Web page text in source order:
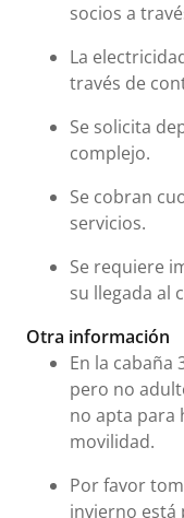
socios a
La
través de
Se solicita
complejo.
Se cobran
servicios.
Se requiere
su llegada al
Otra información
En la cabaña
pero no
no apta para
movilidad.
Por favor
invierno está